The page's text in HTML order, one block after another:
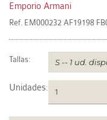
Emporio Armani
Ref. EM000232 AF19198
Tallas:
Unidades: